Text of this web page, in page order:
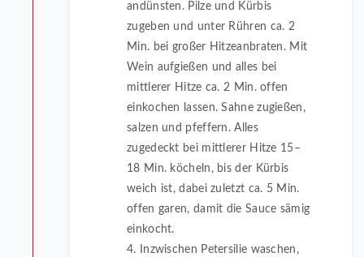
andünsten. Pilze und Kürbis
zugeben und unter Rühren ca. 2
Min. bei großer Hitzeanbraten. Mit
Wein aufgießen und alles bei
mittlerer Hitze ca. 2 Min. offen
einkochen lassen. Sahne zugießen,
salzen und pfeffern. Alles
zugedeckt bei mittlerer Hitze 15–
18 Min. köcheln, bis der Kürbis
weich ist, dabei zuletzt ca. 5 Min.
offen garen, damit die Sauce sämig
einkocht.
4. Inzwischen Petersilie waschen,